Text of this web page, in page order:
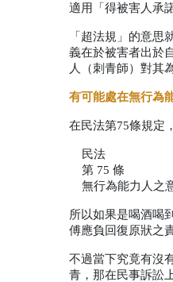
適用「得被害人承
「超法規」的意
義在於被害者出於
人（刺青師）對其
有可能處在無行為
在民法第75條規定
民法
第 75 條
無行為能力人之
所以如果是喝酒喝
傅應負回復原狀之
不過當下究竟有沒
青，那在民事訴訟